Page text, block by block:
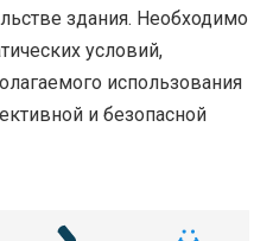
здания. Необходимо
условий,
использования
и безопасной